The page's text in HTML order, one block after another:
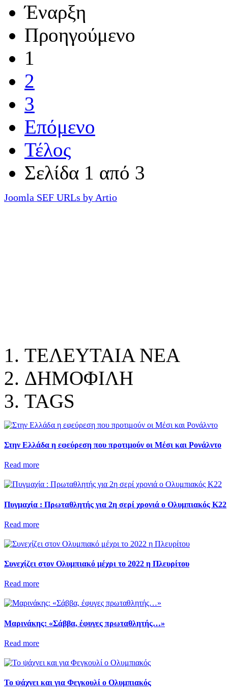
Έναρξη
Προηγούμενο
1
2
3
Επόμενο
Τέλος
Σελίδα 1 από 3
Joomla SEF URLs by Artio
ΤΕΛΕΥΤΑΙΑ ΝΕΑ
ΔΗΜΟΦΙΛΗ
TAGS
Στην Ελλάδα η εφεύρεση που προτιμούν οι Μέσι και Ρονάλντο
Read more
Πυγμαχία : Πρωταθλητής για 2η σερί χρονιά ο Ολυμπιακός Κ22
Read more
Συνεχίζει στον Ολυμπιακό μέχρι το 2022 η Πλευρίτου
Read more
Μαρινάκης: «Σάββα, έφυγες πρωταθλητής…»
Read more
Το ψάχνει και για Φεγκουλί ο Ολυμπιακός